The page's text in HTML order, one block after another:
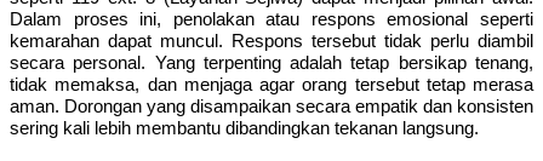
Dalam proses ini, penolakan atau respons emosional seperti
kemarahan dapat muncul. Respons tersebut tidak perlu diambil
secara personal. Yang terpenting adalah tetap bersikap tenang,
tidak memaksa, dan menjaga agar orang tersebut tetap merasa
aman. Dorongan yang disampaikan secara empatik dan konsisten
sering kali lebih membantu dibandingkan tekanan langsung.